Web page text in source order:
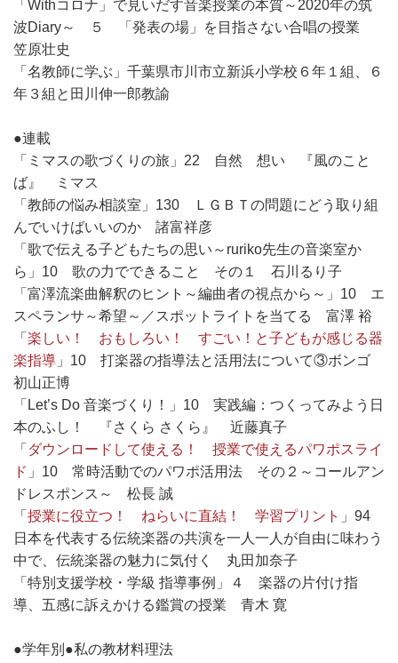
「Withコロナ」で見いだす音楽授業の本質～2020年の筑
波Diary～ ５ 「発表の場」を目指さない合唱の授業
笠原壮史
「名教師に学ぶ」千葉県市川市立新浜小学校６年１組、６
年３組と田川伸一郎教諭
●連載
「ミマスの歌づくりの旅」22 自然 想い 『風のこと
ば』 ミマス
「教師の悩み相談室」130 ＬＧＢＴの問題にどう取り組
んでいけばいいのか 諸富祥彦
「歌で伝える子どもたちの思い～ruriko先生の音楽室か
ら」10 歌の力でできること その１ 石川るり子
「富澤流楽曲解釈のヒント～編曲者の視点から～」10 エ
スペランサ～希望～／スポットライトを当てる 富澤 裕
「 楽しい！ おもしろい！ すごい！と子どもが感じる器
楽指導 」10 打楽器の指導法と活用法について③ボンゴ
初山正博
「Let’s Do 音楽づくり！」10 実践編：つくってみよう日
本のふし！ 『さくら さくら』 近藤真子
「 ダウンロードして使える！ 授業で使えるパワポスライ
ド 」10 常時活動でのパワポ活用法 その２～コールアン
ドレスポンス～ 松長 誠
「 授業に役立つ！ ねらいに直結！ 学習プリント 」94
日本を代表する伝統楽器の共演を一人一人が自由に味わう
中で、伝統楽器の魅力に気付く 丸田加奈子
「特別支援学校・学級 指導事例」４ 楽器の片付け指
導、五感に訴えかける鑑賞の授業 青木 寛
●学年別●私の教材料理法